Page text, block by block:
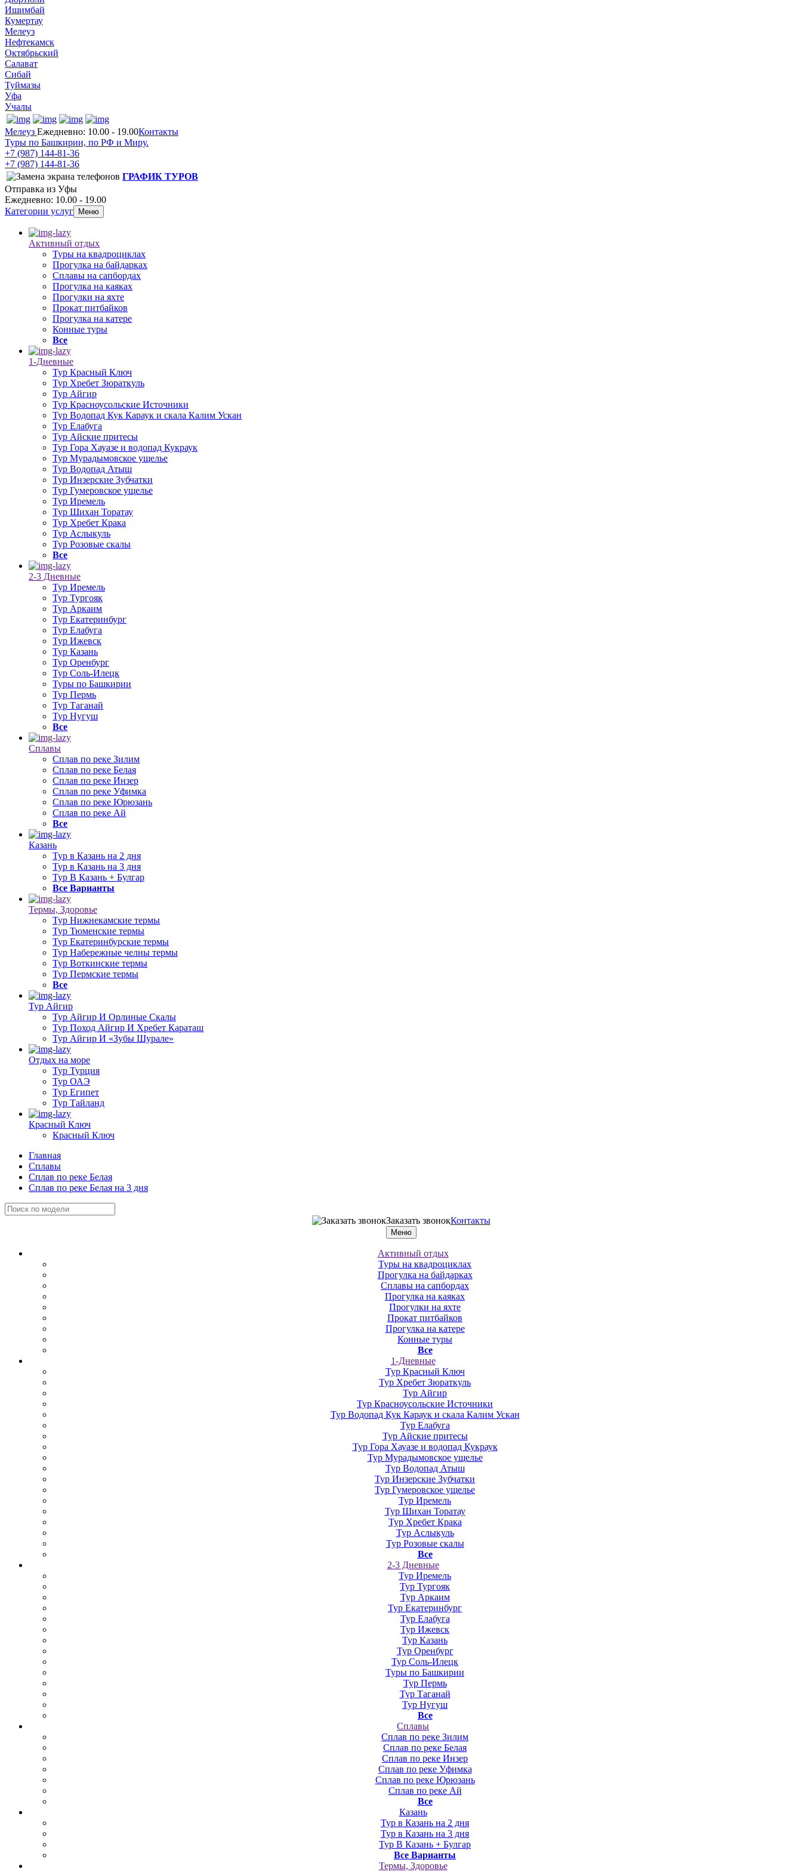
Ишимбай
Кумертау
Мелеуз
Нефтекамск
Октябрьский
Салават
Сибай
Туймазы
Уфа
Учалы
Мелеуз Ежедневно: 10.00 - 19.00Контакты
Туры по Башкирии, по РФ и Миру.
+7 (987) 144-81-36
+7 (987) 144-81-36
ГРАФИК ТУРОВ
Отправка из Уфы
Ежедневно: 10.00 - 19.00
Категории услуг
Меню
Активный отдых
Туры на квадроциклах
Прогулка на байдарках
Сплавы на сапбордах
Прогулка на каяках
Прогулки на яхте
Прокат питбайков
Прогулка на катере
Конные туры
Все
1-Дневные
Тур Красный Ключ
Тур Хребет Зюраткуль
Тур Айгир
Тур Красноусольские Источники
Тур Водопад Кук Караук и скала Калим Ускан
Тур Елабуга
Тур Айские притесы
Тур Гора Хауазе и водопад Кукраук
Тур Мурадымовское ущелье
Тур Водопад Атыш
Тур Инзерские Зубчатки
Тур Гумеровское ущелье
Тур Иремель
Тур Шихан Торатау
Тур Хребет Крака
Тур Аслыкуль
Тур Розовые скалы
Все
2-3 Дневные
Тур Иремель
Тур Тургояк
Тур Аркаим
Тур Екатеринбург
Тур Елабуга
Тур Ижевск
Тур Казань
Тур Оренбург
Тур Соль-Илецк
Туры по Башкирии
Тур Пермь
Тур Таганай
Тур Нугуш
Все
Сплавы
Сплав по реке Зилим
Сплав по реке Белая
Сплав по реке Инзер
Сплав по реке Уфимка
Сплав по реке Юрюзань
Сплав по реке Ай
Все
Казань
Тур в Казань на 2 дня
Тур в Казань на 3 дня
Тур В Казань + Булгар
Все Варианты
Термы, Здоровье
Тур Нижнекамские термы
Тур Тюменские термы
Тур Екатеринбурские термы
Тур Набережные челны термы
Тур Воткинские термы
Тур Пермские термы
Все
Тур Айгир
Тур Айгир И Орлиные Скалы
Тур Поход Айгир И Хребет Караташ
Тур Айгир И «Зубы Шурале»
Отдых на море
Тур Турция
Тур ОАЭ
Тур Египет
Тур Тайланд
Красный Ключ
Красный Ключ
Главная
Сплавы
Сплав по реке Белая
Сплав по реке Белая на 3 дня
Заказать звонокКонтакты
Меню
Активный отдых
Туры на квадроциклах
Прогулка на байдарках
Сплавы на сапбордах
Прогулка на каяках
Прогулки на яхте
Прокат питбайков
Прогулка на катере
Конные туры
Все
1-Дневные
Тур Красный Ключ
Тур Хребет Зюраткуль
Тур Айгир
Тур Красноусольские Источники
Тур Водопад Кук Караук и скала Калим Ускан
Тур Елабуга
Тур Айские притесы
Тур Гора Хауазе и водопад Кукраук
Тур Мурадымовское ущелье
Тур Водопад Атыш
Тур Инзерские Зубчатки
Тур Гумеровское ущелье
Тур Иремель
Тур Шихан Торатау
Тур Хребет Крака
Тур Аслыкуль
Тур Розовые скалы
Все
2-3 Дневные
Тур Иремель
Тур Тургояк
Тур Аркаим
Тур Екатеринбург
Тур Елабуга
Тур Ижевск
Тур Казань
Тур Оренбург
Тур Соль-Илецк
Туры по Башкирии
Тур Пермь
Тур Таганай
Тур Нугуш
Все
Сплавы
Сплав по реке Зилим
Сплав по реке Белая
Сплав по реке Инзер
Сплав по реке Уфимка
Сплав по реке Юрюзань
Сплав по реке Ай
Все
Казань
Тур в Казань на 2 дня
Тур в Казань на 3 дня
Тур В Казань + Булгар
Все Варианты
Термы, Здоровье